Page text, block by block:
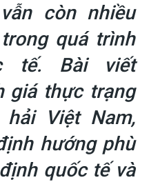
còn nhiều
quá trình
tế. Bài viết
giá thực trạng
hải Việt Nam,
hướng phù
quốc tế và